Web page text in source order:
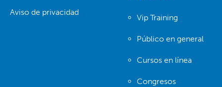
Aviso de privacidad
Vip Training
Público en general
Cursos en línea
Congresos